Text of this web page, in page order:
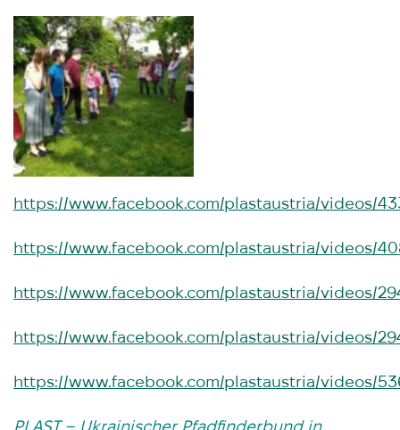
https://www.facebook.com/plastaustria/videos/
https://www.facebook.com/plastaustria/videos/
https://www.facebook.com/plastaustria/videos/
https://www.facebook.com/plastaustria/videos/
https://www.facebook.com/plastaustria/videos/
PLAST – Ukrainischer Pfadfinderbund in